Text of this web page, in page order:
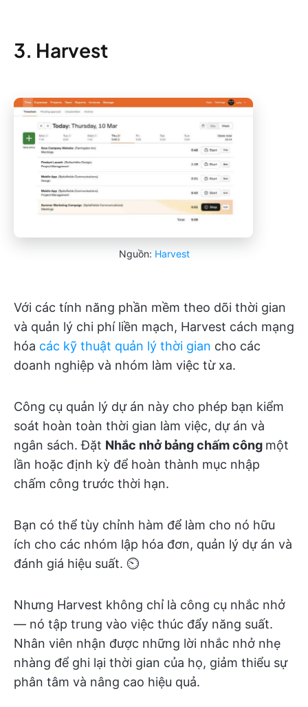
3. Harvest
Nguồn: Harvest
Với các tính năng phần mềm theo dõi thời gian
và quản lý chi phí liền mạch, Harvest cách mạng
hóa các kỹ thuật quản lý thời gian cho các
doanh nghiệp và nhóm làm việc từ xa.
Công cụ quản lý dự án này cho phép bạn kiểm
soát hoàn toàn thời gian làm việc, dự án và
ngân sách. Đặt Nhắc nhở bảng chấm công một
lần hoặc định kỳ để hoàn thành mục nhập
chấm công trước thời hạn.
Bạn có thể tùy chỉnh hàm để làm cho nó hữu
ích cho các nhóm lập hóa đơn, quản lý dự án và
đánh giá hiệu suất. ⏲️
Nhưng Harvest không chỉ là công cụ nhắc nhở
— nó tập trung vào việc thúc đẩy năng suất.
Nhân viên nhận được những lời nhắc nhở nhẹ
nhàng để ghi lại thời gian của họ, giảm thiểu sự
phân tâm và nâng cao hiệu quả.